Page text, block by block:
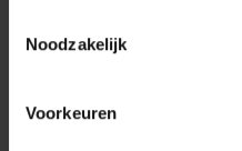
Noodzakelijk
Voorkeuren
MEER RELEVANTE